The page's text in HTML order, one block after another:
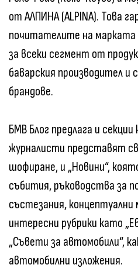
от АЛПИНА (ALPINA). Това
почитателите на
за всеки сегмент от
баварския производител и
брандове.
БМВ Блог предлага и
журналисти представят
шофиране, и „Новини“,
събития, ръководства за
състезания, концептуални
интересни рубрики като
„Съвети за автомобили“,
автомобилни изложения.